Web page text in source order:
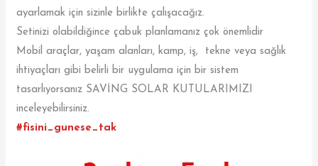
ayarlamak için sizinle birlikte çalışacağız.
Setinizi olabildiğince çabuk planlamanız çok önemlidir
Mobil araçlar, yaşam alanları, kamp, iş, tekne veya sağlık
ihtiyaçları gibi belirli bir uygulama için bir sistem
tasarlıyorsanız SAVİNG SOLAR KUTULARIMIZI
inceleyebilirsiniz.
#fisini_gunese_tak